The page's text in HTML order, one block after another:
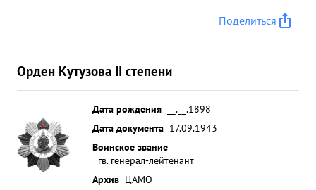
Поделиться
Орден Кутузова II степени
Дата рождения
__.__.1898
Дата документа 17.09.1943
Воинское звание
гв. генерал-лейтенант
Архив ЦАМО